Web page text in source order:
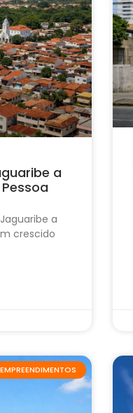
a
a
crescido